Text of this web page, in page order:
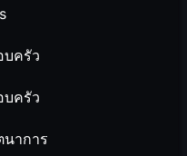
บครัว
บครัว
นาการ